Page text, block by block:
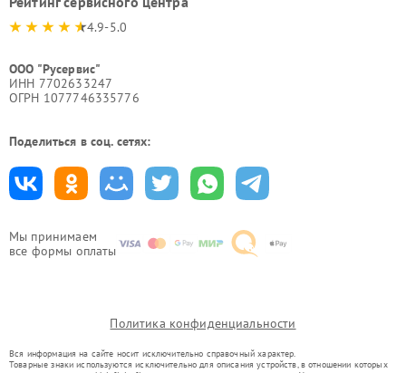
Мы принимаем
все формы оплаты
4.9-5.0
ООО "Русервис"
ИНН 7702633247
ОГРН 1077746335776
Поделиться в соц. сетях:
Политика конфиденциальности
Вся информация на сайте носит исключительно справочный характер.
Товарные знаки используются исключительно для описания устройств, в отношении которых